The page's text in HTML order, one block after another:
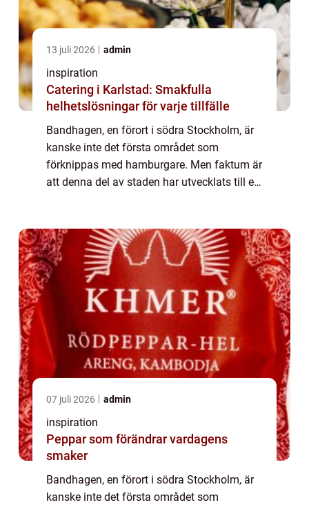
13 juli 2026 admin
inspiration
Catering i Karlstad: Smakfulla
helhetslösningar för varje tillfälle
Bandhagen, en förort i södra Stockholm, är
kanske inte det första området som
förknippas med hamburgare. Men faktum är
att denna del av staden har utvecklats till en
07 juli 2026 admin
inspiration
Peppar som förändrar vardagens
smaker
Bandhagen, en förort i södra Stockholm, är
kanske inte det första området som